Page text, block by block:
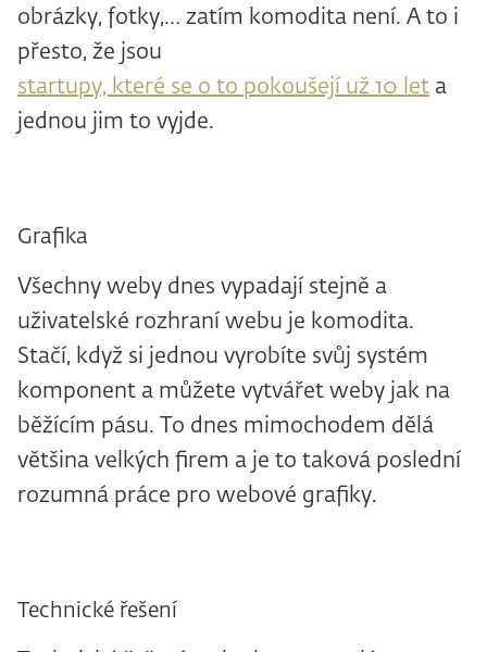
obrázky, fotky,… zatím komodita není. A to i
přesto, že jsou
startupy, které se o to pokoušejí už 10 let a
jednou jim to vyjde.
Grafika
Všechny weby dnes vypadají stejně a
uživatelské rozhraní webu je komodita.
Stačí, když si jednou vyrobíte svůj systém
komponent a můžete vytvářet weby jak na
běžícím pásu. To dnes mimochodem dělá
většina velkých firem a je to taková poslední
rozumná práce pro webové grafiky.
Technické řešení